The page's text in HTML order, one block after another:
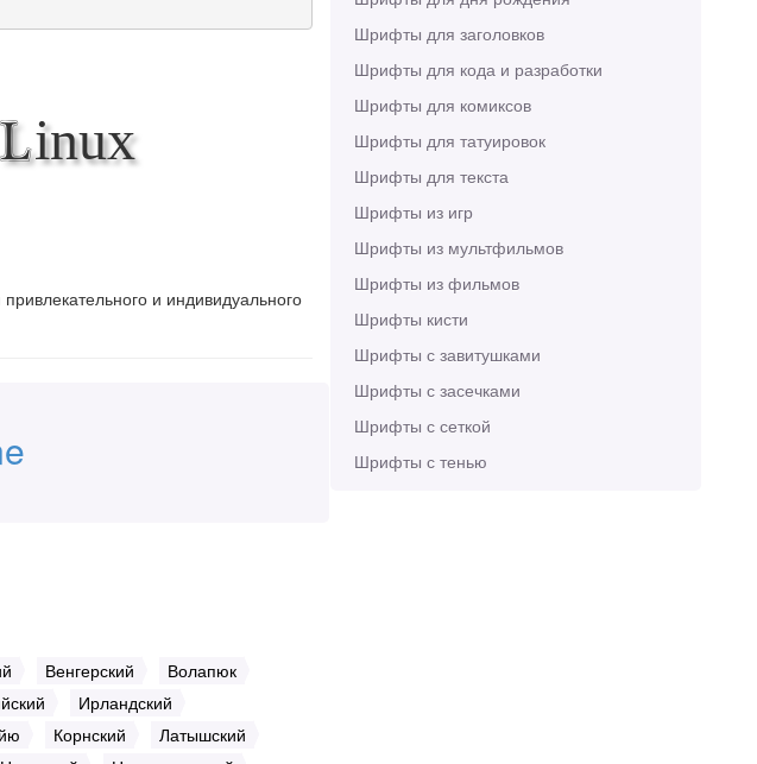
Шрифты для заголовков
Шрифты для кода и разработки
Шрифты для комиксов
Шрифты для татуировок
Шрифты для текста
Шрифты из игр
Шрифты из мультфильмов
Шрифты из фильмов
Шрифты кисти
Шрифты с завитушками
Шрифты с засечками
Шрифты с сеткой
Шрифты с тенью
привлекательного и индивидуального
Венгерский
Волапюк
Ирландский
Корнский
Латышский